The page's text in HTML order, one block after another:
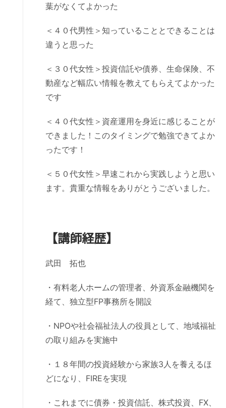
葉がなくてよかった
＜４０代男性＞知っていることとできることは
違うと思った
＜３０代女性＞投資信託や債券、生命保険、不
動産など幅広い情報を教えてもらえてよかった
です
＜４０代女性＞資産運用を身近に感じることが
できました！このタイミングで勉強できてよか
ったです！
＜５０代女性＞早速これから実践しようと思い
ます。貴重な情報をありがとうございました。
【講師経歴】
武田 拓也
・有料老人ホームの管理者、外資系金融機関を
経て、独立型FP事務所を開設
・NPOや社会福祉法人の役員として、地域福祉
の取り組みを実施中
・１８年間の投資経験から家族3人を養えるほ
どになり、FIREを実現
・これまでに債券・投資信託、株式投資、FX、